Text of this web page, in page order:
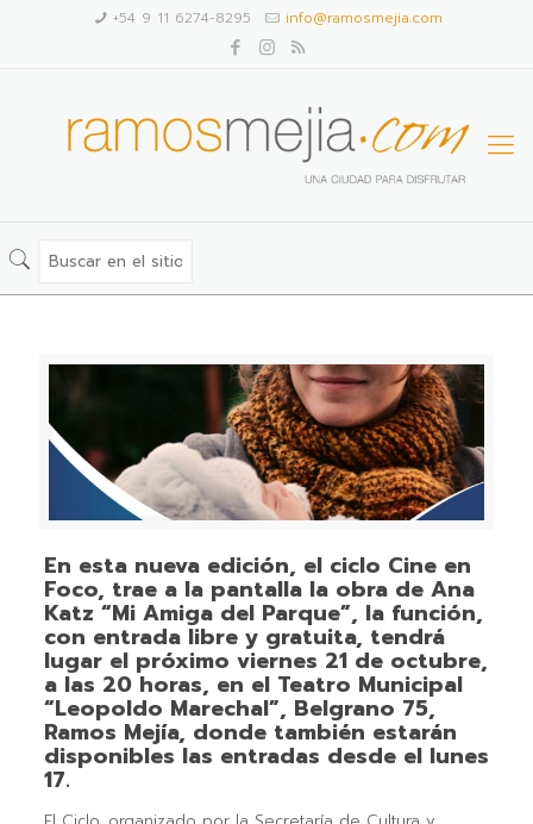
+54 9 11 6274-8295 info@ramosmejia.com
En esta nueva edición, el ciclo Cine en
Foco, trae a la pantalla la obra de Ana
Katz “Mi Amiga del Parque”, la función,
con entrada libre y gratuita, tendrá
lugar el próximo viernes 21 de octubre,
a las 20 horas, en el Teatro Municipal
“Leopoldo Marechal”, Belgrano 75,
Ramos Mejía, donde también estarán
disponibles las entradas desde el lunes
17.